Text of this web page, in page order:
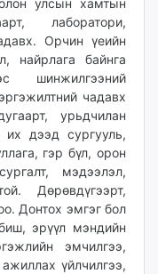
улсын хамтын
лаборатори,
Орчин үеийн
найрлага байнга
шинжилгээний
чадавх
урьдчилан
их дээд сургууль,
гэр бүл, орон
мэдээлэл,
Дөрөвдүгээрт,
Донтох эмгэг бол
эрүүл мэндийн
эмчилгээ,
үйлчилгээ,